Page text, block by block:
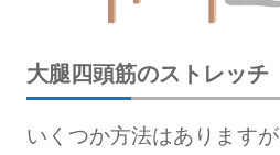
大腿四頭筋のストレッチ
いくつか方法はあります